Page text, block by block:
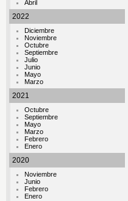
Abril
2022
Diciembre
Noviembre
Octubre
Septiembre
Julio
Junio
Mayo
Marzo
2021
Octubre
Septiembre
Mayo
Marzo
Febrero
Enero
2020
Noviembre
Junio
Febrero
Enero